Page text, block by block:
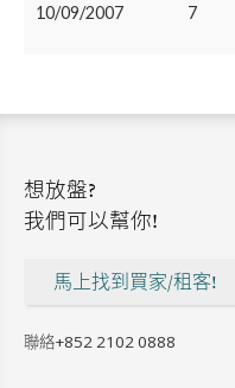
10/09/2007 7
想放盤?
我們可以幫你!
馬上找到買家/租客!
聯絡+852 2102 0888